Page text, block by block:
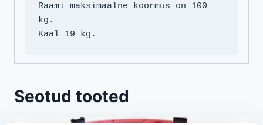
Raami maksimaalne koormus on 100
kg.
Kaal 19 kg.
Seotud tooted